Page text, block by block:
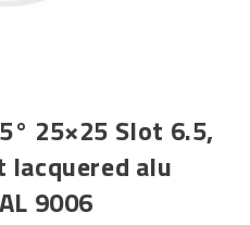
25×25 Slot 6.5,
alu
9006